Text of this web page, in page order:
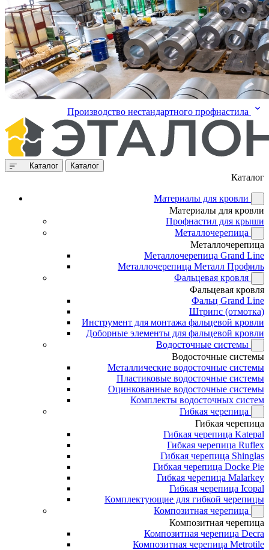
Производство нестандартного профнастила
Каталог Каталог
Каталог
Материалы для кровли
Материалы для кровли
Профнастил для крыши
Металлочерепица
Металлочерепица
Металлочерепица Grand Line
Металлочерепица Металл Профиль
Фальцевая кровля
Фальцевая кровля
Фальц Grand Line
Штрипс (отмотка)
Инструмент для монтажа фальцевой кровли
Доборные элементы для фальцевой кровли
Водосточные системы
Водосточные системы
Металлические водосточные системы
Пластиковые водосточные системы
Оцинкованные водосточные системы
Комплекты водосточных систем
Гибкая черепица
Гибкая черепица
Гибкая черепица Katepal
Гибкая черепица Ruflex
Гибкая черепица Shinglas
Гибкая черепица Docke Pie
Гибкая черепица Malarkey
Гибкая черепица Icopal
Комплектующие для гибкой черепицы
Композитная черепица
Композитная черепица
Композитная черепица Decra
Композитная черепица Metrotile